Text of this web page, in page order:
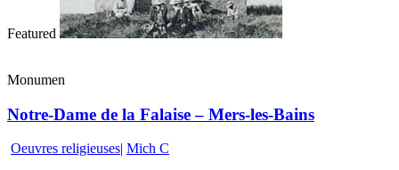
Featured
Monumen
Notre-Dame de la Falaise – Mers-les-Bains
Oeuvres religieuses| Mich C